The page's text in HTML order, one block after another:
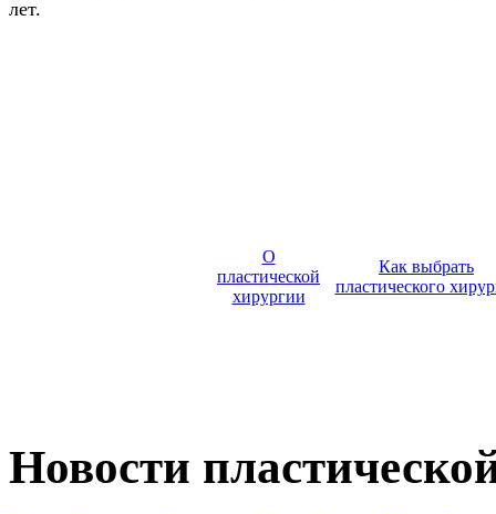
лет.
О
пластической
хирургии
Как выбрать
пластического
Новости